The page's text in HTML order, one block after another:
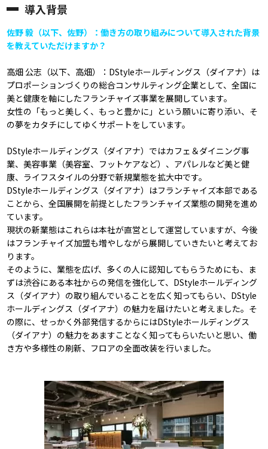
導入背景
佐野 毅（以下、佐野）：働き方の取り組みについて導入された背景
を教えていただけますか？
高畑 公志（以下、高畑）：DStyleホールディングス（ダイアナ）は
プロポーションづくりの総合コンサルティング企業として、全国に
美と健康を軸にしたフランチャイズ事業を展開しています。
女性の「もっと美しく、もっと豊かに」という願いに寄り添い、そ
の夢をカタチにしてゆくサポートをしています。
DStyleホールディングス（ダイアナ）ではカフェ＆ダイニング事
業、美容事業（美容室、フットケアなど）、アパレルなど美と健
康、ライフスタイルの分野で新規業態を拡大中です。
DStyleホールディングス（ダイアナ）はフランチャイズ本部である
ことから、全国展開を前提としたフランチャイズ業態の開発を進め
ています。
現状の新業態はこれらは本社が直営として運営していますが、今後
はフランチャイズ加盟も増やしながら展開していきたいと考えてお
ります。
そのように、業態を広げ、多くの人に認知してもらうためにも、ま
ずは渋谷にある本社からの発信を強化して、DStyleホールディング
ス（ダイアナ）の取り組んでいることを広く知ってもらい、DStyle
ホールディングス（ダイアナ）の魅力を届けたいと考えました。そ
の際に、せっかく外部発信するからにはDStyleホールディングス
（ダイアナ）の魅力をあますことなく知ってもらいたいと思い、働
き方や多様性の刷新、フロアの全面改装を行いました。